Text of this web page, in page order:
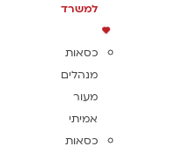
למשרד
כסאות
מנהלים
מעור
אמיתי
כסאות